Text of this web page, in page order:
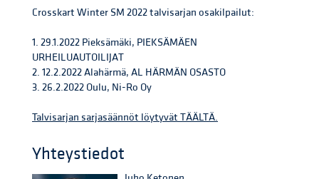
Crosskart Winter SM 2022 talvisarjan osakilpailut:
1. 29.1.2022 Pieksämäki, PIEKSÄMÄEN
URHEILUAUTOILIJAT
2. 12.2.2022 Alahärmä, AL HÄRMÄN OSASTO
3. 26.2.2022 Oulu, Ni-Ro Oy
Talvisarjan sarjasäännöt löytyvät TÄÄLTÄ.
Yhteystiedot